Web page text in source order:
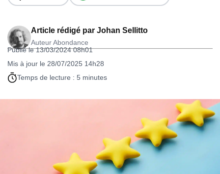
Article rédigé par Johan Sellitto
Auteur Abondance
Publié le 13/03/2024 08h01
Mis à jour le 28/07/2025 14h28
Temps de lecture : 5 minutes